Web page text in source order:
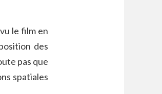
le film en
des
pas que
spatiales